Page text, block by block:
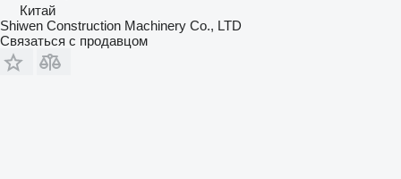
Китай
Shiwen Construction Machinery Co., LTD
Связаться с продавцом